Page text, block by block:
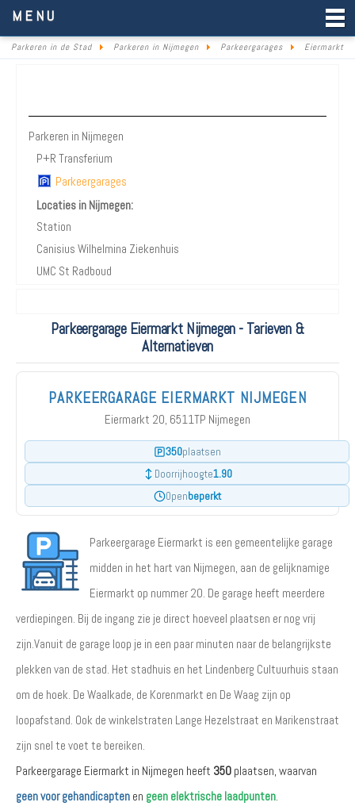
MENU
Parkeren in de Stad Parkeren in Nijmegen Parkeergarages Eiermarkt
Parkeren in Nijmegen
P+R Transferium
Parkeergarages
Locaties in Nijmegen:
Station
Canisius Wilhelmina Ziekenhuis
UMC St Radboud
Parkeergarage Eiermarkt Nijmegen - Tarieven &
Alternatieven
PARKEERGARAGE EIERMARKT NIJMEGEN
Eiermarkt 20, 6511TP Nijmegen
350plaatsen
Doorrijhoogte1.90
Openbeperkt
Parkeergarage Eiermarkt is een gemeentelijke garage
midden in het hart van Nijmegen, aan de gelijknamige
Eiermarkt op nummer 20. De garage heeft meerdere
verdiepingen. Bij de ingang zie je direct hoeveel plaatsen er nog vrij
zijn.Vanuit de garage loop je in een paar minuten naar de belangrijkste
plekken van de stad. Het stadhuis en het Lindenberg Cultuurhuis staan
om de hoek. De Waalkade, de Korenmarkt en De Waag zijn op
loopafstand. Ook de winkelstraten Lange Hezelstraat en Marikenstraat
zijn snel te voet te bereiken.
Parkeergarage Eiermarkt in Nijmegen heeft 350 plaatsen, waarvan
geen voor gehandicapten en geen elektrische laadpunten.